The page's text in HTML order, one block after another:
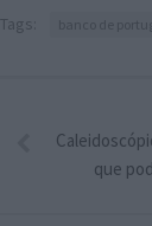
Tags:
que